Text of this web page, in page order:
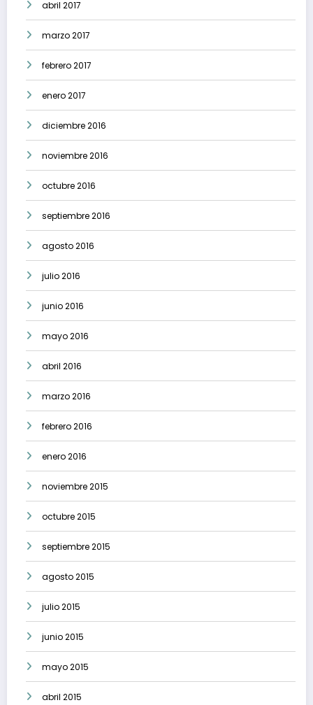
abril 2017
marzo 2017
febrero 2017
enero 2017
diciembre 2016
noviembre 2016
octubre 2016
septiembre 2016
agosto 2016
julio 2016
junio 2016
mayo 2016
abril 2016
marzo 2016
febrero 2016
enero 2016
noviembre 2015
octubre 2015
septiembre 2015
agosto 2015
julio 2015
junio 2015
mayo 2015
abril 2015